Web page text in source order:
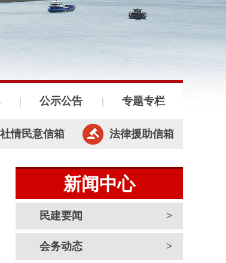
公示公告 专题专栏
社情民意信箱 法律援助信箱
新闻中心
民建要闻
会务动态